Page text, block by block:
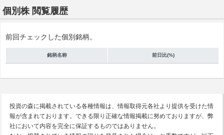
個別株 閲覧履歴
前回チェックした個別銘柄。
銘柄名称 前日比(%)
投資の森に掲載されている各種情報は、情報取得元各社より提供を受けた情
報が含まれております。できる限り正確な情報掲載に努めておりますが、弊
社において内容を完全に保証するものではありません。